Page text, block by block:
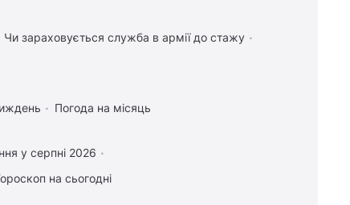
Чи зараховується служба в армії до стажу
Погода на місяць
у серпні 2026
на сьогодні